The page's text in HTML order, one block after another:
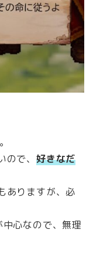
で、 好きなだ
ありますが、必
心なので、無理